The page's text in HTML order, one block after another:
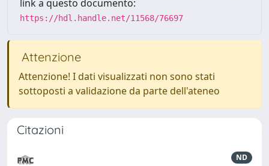
link a questo documento:
https://hdl.handle.net/11568/76697
Attenzione
Attenzione! I dati visualizzati non sono stati
sottoposti a validazione da parte dell'ateneo
Citazioni
ND